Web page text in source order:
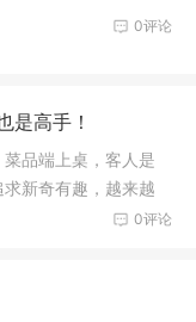
0评论
是高手！
品端上桌，客人是
新奇有趣，越来越
0评论